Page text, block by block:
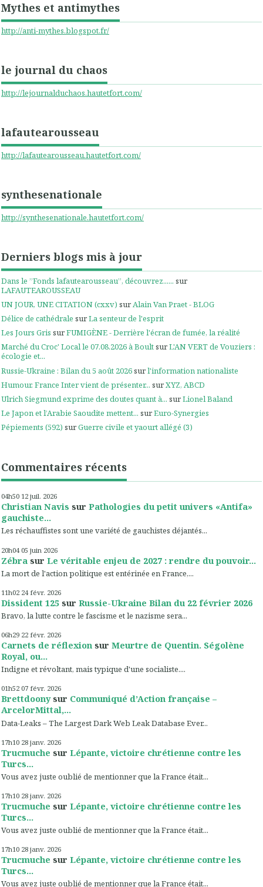
Mythes et antimythes
http://anti-mythes.blogspot.fr/
le journal du chaos
http://lejournalduchaos.hautetfort.com/
lafautearousseau
http://lafautearousseau.hautetfort.com/
synthesenationale
http://synthesenationale.hautetfort.com/
Derniers blogs mis à jour
Dans le ”Fonds lafautearousseau”, découvrez...... sur
LAFAUTEAROUSSEAU
UN JOUR, UNE CITATION (cxxv) surAlain Van Praet - BLOG
Délice de cathédrale surLa senteur de l'esprit
Les Jours Gris surFUMIGÈNE - Derrière l'écran de fumée, la réalité
Marché du Croc' Local le 07.08.2026 à BoultsurL'AN VERT de Vouziers :
écologie et...
Russie-Ukraine : Bilan du 5 août 2026surl'information nationaliste
Humour. France Inter vient de présenter... surXYZ, ABCD
Ulrich Siegmund exprime des doutes quant à... surLionel Baland
Le Japon et l’Arabie Saoudite mettent... surEuro-Synergies
Pépiements (592) surGuerre civile et yaourt allégé (3)
Commentaires récents
04h50 12 juil. 2026
Christian Navis sur Pathologies du petit univers «Antifa»
gauchiste...
Les réchauffistes sont une variété de gauchistes déjantés...
20h04 05 juin 2026
Zébra sur Le véritable enjeu de 2027 : rendre du pouvoir...
La mort de l'action politique est entérinée en France,...
11h02 24 févr. 2026
Dissident 125 sur Russie-Ukraine Bilan du 22 février 2026
Bravo, la lutte contre le fascisme et le nazisme sera...
06h29 22 févr. 2026
Carnets de réflexion sur Meurtre de Quentin. Ségolène
Royal, ou...
Indigne et révoltant, mais typique d'une socialiste....
01h52 07 févr. 2026
Brettdoonysur Communiqué d’Action française –
ArcelorMittal,...
Data-Leaks – The Largest Dark Web Leak Database Ever...
17h10 28 janv. 2026
Trucmuche sur Lépante, victoire chrétienne contre les
Turcs...
Vous avez juste oublié de mentionner que la France était...
17h10 28 janv. 2026
Trucmuche sur Lépante, victoire chrétienne contre les
Turcs...
Vous avez juste oublié de mentionner que la France était...
17h10 28 janv. 2026
Trucmuche sur Lépante, victoire chrétienne contre les
Turcs...
Vous avez juste oublié de mentionner que la France était...